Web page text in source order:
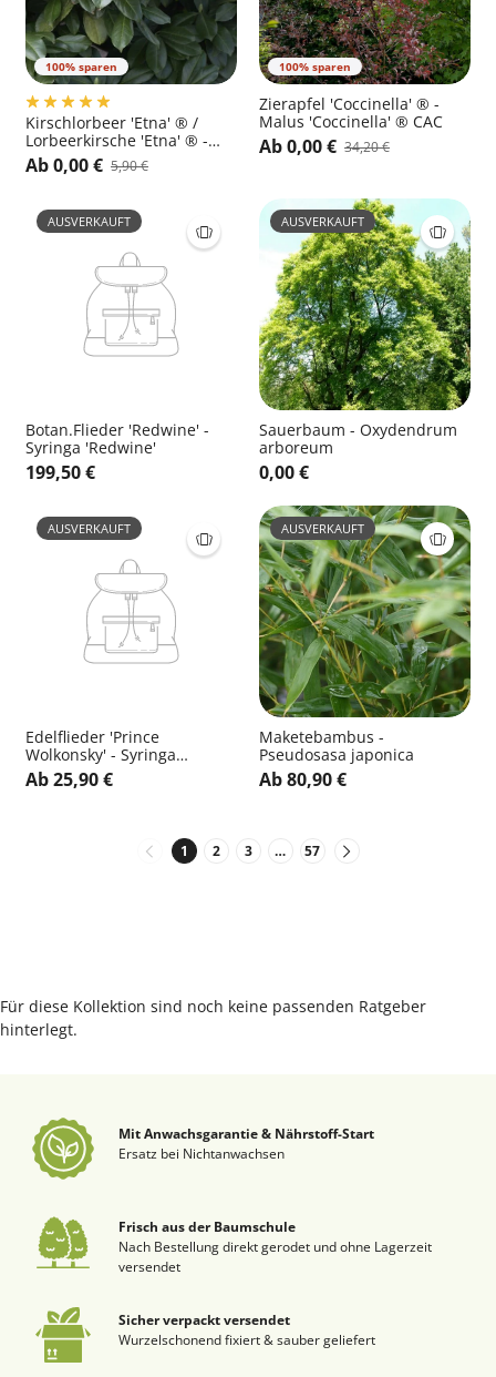
100% sparen
Kirschlorbeer 'Etna' ® /
Lorbeerkirsche 'Etna' ® -
Prunus laurocerasus 'Etna'
®
Ab 0,00 € 5,90 €
100% sparen
Zierapfel 'Coccinella' ® -
Malus 'Coccinella' ® CAC
Ab 0,00 € 34,20 €
AUSVERKAUFT
Botan.Flieder 'Redwine' -
Syringa 'Redwine'
199,50 €
AUSVERKAUFT
Sauerbaum - Oxydendrum
arboreum
0,00 €
AUSVERKAUFT
Edelflieder 'Prince
Wolkonsky' - Syringa
vulg.'Prince Wolkonsky'
Ab 25,90 €
AUSVERKAUFT
Maketebambus -
Pseudosasa japonica
Ab 80,90 €
1 2 3 … 57
Für diese Kollektion sind noch keine passenden Ratgeber
hinterlegt.
Mit Anwachsgarantie & Nährstoff-Start
Ersatz bei Nichtanwachsen
Frisch aus der Baumschule
Nach Bestellung direkt gerodet und ohne Lagerzeit
versendet
Sicher verpackt versendet
Wurzelschonend fixiert & sauber geliefert